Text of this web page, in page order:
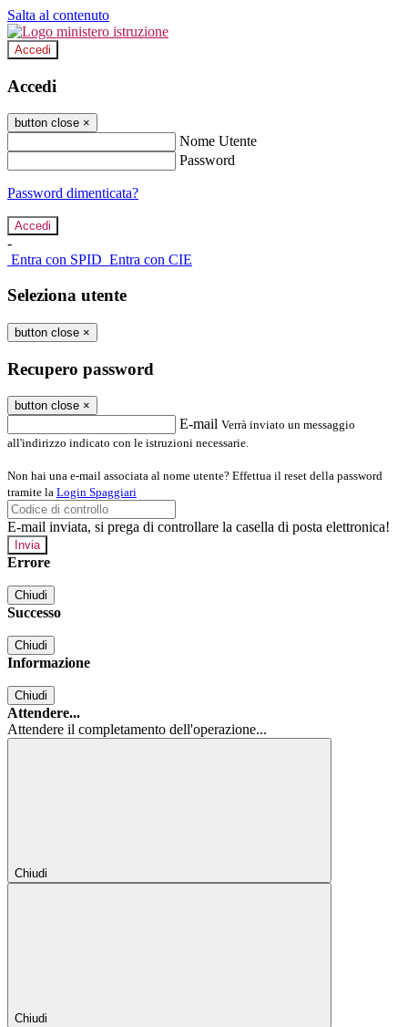
Salta al contenuto
Accedi
Accedi
button close ×
Nome Utente
Password
Password dimenticata?
-
Entra con SPID Entra con CIE
Seleziona utente
button close ×
Recupero password
button close ×
E-mail Verrà inviato un messaggio
all'indirizzo indicato con le istruzioni necessarie.
Non hai una e-mail associata al nome utente? Effettua il reset della password
tramite la Login Spaggiari
E-mail inviata, si prega di controllare la casella di posta elettronica!
Errore
Chiudi
Successo
Chiudi
Informazione
Chiudi
Attendere...
Attendere il completamento dell'operazione...
Chiudi
Chiudi